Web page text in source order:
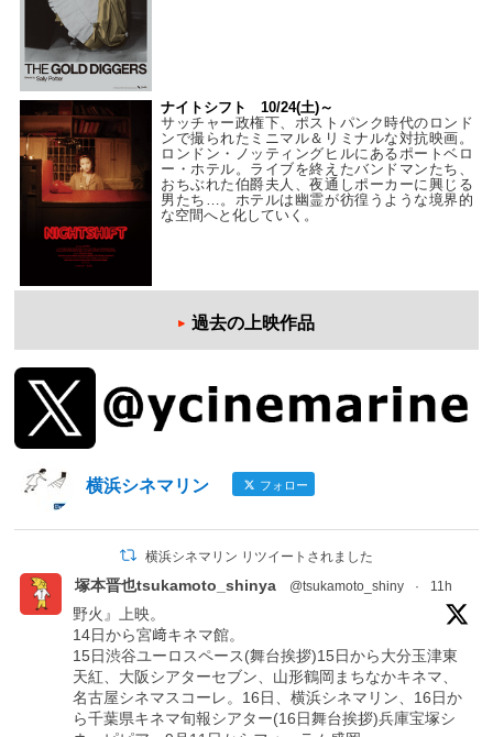
ナイトシフト 10/24(土)～
サッチャー政権下、ポストパンク時代のロンド
ンで撮られたミニマル＆リミナルな対抗映画。
ロンドン・ノッティングヒルにあるポートベロ
ー・ホテル。ライブを終えたバンドマンたち、
おちぶれた伯爵夫人、夜通しポーカーに興じる
男たち…。ホテルは幽霊が彷徨うような境界的
な空間へと化していく。
過去の上映作品
横浜シネマリン フォロー
横浜シネマリン リツイートされました
塚本晋也tsukamoto_shinya @tsukamoto_shiny · 11h
野火』上映。
14日から宮﨑キネマ館。
15日渋谷ユーロスペース(舞台挨拶)15日から大分玉津東
天紅、大阪シアターセブン、山形鶴岡まちなかキネマ、
名古屋シネマスコーレ。16日、横浜シネマリン、16日か
ら千葉県キネマ旬報シアター(16日舞台挨拶)兵庫宝塚シ